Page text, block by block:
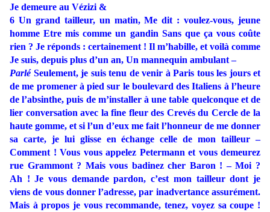
Je demeure au Vézizi &
6 Un grand tailleur, un matin, Me dit : voulez-vous, jeune
homme Etre mis comme un gandin Sans que ça vous coûte
rien ? Je réponds : certainement ! Il m’habille, et voilà comme
Je suis, depuis plus d’un an, Un mannequin ambulant –
ParléSeulement, je suis tenu de venir à Paris tous les jours et
de me promener à pied sur le boulevard des Italiens à l’heure
de l’absinthe, puis de m’installer à une table quelconque et de
lier conversation avec la fine fleur des Crevés du Cercle de la
haute gomme, et si l’un d’eux me fait l’honneur de me donner
sa carte, je lui glisse en échange celle de mon tailleur –
Comment ! Vous vous appelez Petermann et vous demeurez
rue Grammont ? Mais vous badinez cher Baron ! – Moi ?
Ah ! Je vous demande pardon, c’est mon tailleur dont je
viens de vous donner l’adresse, par inadvertance assurément.
Mais à propos je vous recommande, tenez, voyez sa coupe !